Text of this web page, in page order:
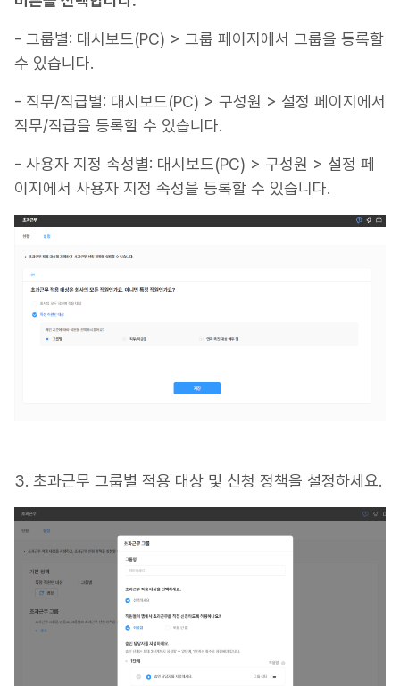
- 그룹별: 대시보드(PC) > 그룹 페이지에서 그룹을 등록할
수 있습니다.
- 직무/직급별: 대시보드(PC) > 구성원 > 설정 페이지에서
직무/직급을 등록할 수 있습니다.
- 사용자 지정 속성별: 대시보드(PC) > 구성원 > 설정 페
이지에서 사용자 지정 속성을 등록할 수 있습니다.
3. 초과근무 그룹별 적용 대상 및 신청 정책을 설정하세요.